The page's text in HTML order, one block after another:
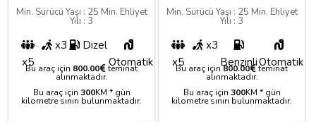
Min. Sürücü Yaşı : 25 Min. Ehliyet
Yılı : 3
x5
x3
Dizel
Otomatik
Bu araç için 800.00 teminat
alınmaktadır.
Bu araç için 300KM * gün
kilometre sınırı bulunmaktadır.
Min. Sürücü Yaşı : 25 Min. Ehliyet
Yılı : 3
x5
x3
BenzinliOtomatik
Bu araç için800.00 teminat
alınmaktadır.
Bu araç için 300KM * gün
kilometre sınırı bulunmaktadır.